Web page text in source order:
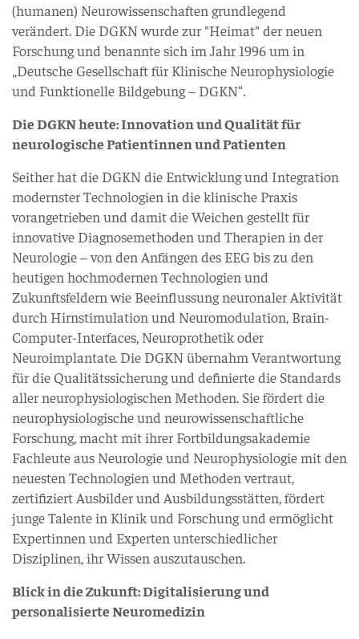
(humanen) Neurowissenschaften grundlegend
verändert. Die DGKN wurde zur "Heimat" der neuen
Forschung und benannte sich im Jahr 1996 um in
„Deutsche Gesellschaft für Klinische Neurophysiologie
und Funktionelle Bildgebung – DGKN“.
Die DGKN heute: Innovation und Qualität für
neurologische Patientinnen und Patienten
Seither hat die DGKN die Entwicklung und Integration
modernster Technologien in die klinische Praxis
vorangetrieben und damit die Weichen gestellt für
innovative Diagnosemethoden und Therapien in der
Neurologie – von den Anfängen des EEG bis zu den
heutigen hochmodernen Technologien und
Zukunftsfeldern wie Beeinflussung neuronaler Aktivität
durch Hirnstimulation und Neuromodulation, Brain-
Computer-Interfaces, Neuroprothetik oder
Neuroimplantate. Die DGKN übernahm Verantwortung
für die Qualitätssicherung und definierte die Standards
aller neurophysiologischen Methoden. Sie fördert die
neurophysiologische und neurowissenschaftliche
Forschung, macht mit ihrer Fortbildungsakademie
Fachleute aus Neurologie und Neurophysiologie mit den
neuesten Technologien und Methoden vertraut,
zertifiziert Ausbilder und Ausbildungsstätten, fördert
junge Talente in Klinik und Forschung und ermöglicht
Expertinnen und Experten unterschiedlicher
Disziplinen, ihr Wissen auszutauschen.
Blick in die Zukunft: Digitalisierung und
personalisierte Neuromedizin